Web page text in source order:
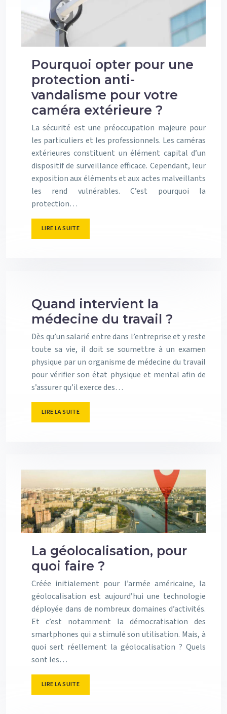
Pourquoi opter pour une
protection anti-
vandalisme pour votre
caméra extérieure ?
La sécurité est une préoccupation majeure pour
les particuliers et les professionnels. Les caméras
extérieures constituent un élément capital d’un
dispositif de surveillance efficace. Cependant, leur
exposition aux éléments et aux actes malveillants
les rend vulnérables. C’est pourquoi la
protection…
LIRE LA SUITE
Quand intervient la
médecine du travail ?
Dès qu’un salarié entre dans l’entreprise et y reste
toute sa vie, il doit se soumettre à un examen
physique par un organisme de médecine du travail
pour vérifier son état physique et mental afin de
s’assurer qu’il exerce des…
LIRE LA SUITE
La géolocalisation, pour
quoi faire ?
Créée initialement pour l’armée américaine, la
géolocalisation est aujourd’hui une technologie
déployée dans de nombreux domaines d’activités.
Et c’est notamment la démocratisation des
smartphones qui a stimulé son utilisation. Mais, à
quoi sert réellement la géolocalisation ? Quels
sont les…
LIRE LA SUITE